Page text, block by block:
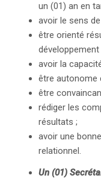
un (01) an en
avoir le sens
être orienté
avoir la
être autonome
être
rédiger les
résultats ;
avoir une
relationnel.
Un (01)